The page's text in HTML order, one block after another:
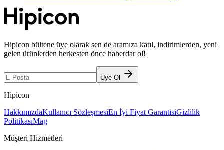
Hipicon bültene üye olarak sen de aramıza katıl, indirimlerden, yeni
gelen ürünlerden herkesten önce haberdar ol!
Üye Ol
Hipicon
HakkımızdaKullanıcı SözleşmesiEn İyi Fiyat GarantisiGizlilik
PolitikasıMag
Müşteri Hizmetleri